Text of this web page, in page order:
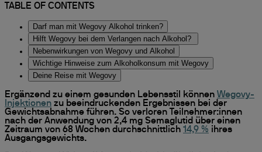
TABLE OF CONTENTS
Darf man mit Wegovy Alkohol trinken?
Hilft Wegovy bei dem Verlangen nach Alkohol?
Nebenwirkungen von Wegovy und Alkohol
Wichtige Hinweise zum Alkoholkonsum mit Wegovy
Deine Reise mit Wegovy
Ergänzend zu einem gesunden Lebensstil können Wegovy-
Injektionen zu beeindruckenden Ergebnissen bei der
Gewichtsabnahme führen. So verloren Teilnehmer:innen
nach der Anwendung von 2,4 mg Semaglutid über einen
Zeitraum von 68 Wochen durchschnittlich 14,9 % ihres
Ausgangsgewichts.